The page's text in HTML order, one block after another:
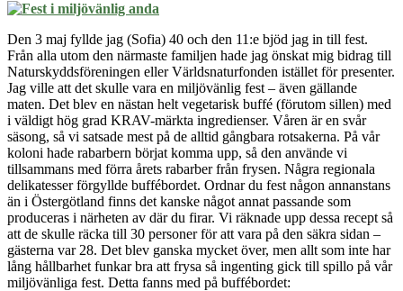
Den 3 maj fyllde jag (Sofia) 40 och den 11:e bjöd jag in till fest.
Från alla utom den närmaste familjen hade jag önskat mig bidrag till
Naturskyddsföreningen eller Världsnaturfonden istället för presenter.
Jag ville att det skulle vara en miljövänlig fest – även gällande
maten. Det blev en nästan helt vegetarisk buffé (förutom sillen) med
i väldigt hög grad KRAV-märkta ingredienser. Våren är en svår
säsong, så vi satsade mest på de alltid gångbara rotsakerna. På vår
koloni hade rabarbern börjat komma upp, så den använde vi
tillsammans med förra årets rabarber från frysen. Några regionala
delikatesser förgyllde buffébordet. Ordnar du fest någon annanstans
än i Östergötland finns det kanske något annat passande som
produceras i närheten av där du firar. Vi räknade upp dessa recept så
att de skulle räcka till 30 personer för att vara på den säkra sidan –
gästerna var 28. Det blev ganska mycket över, men allt som inte har
lång hållbarhet funkar bra att frysa så ingenting gick till spillo på vår
miljövänliga fest. Detta fanns med på buffébordet: